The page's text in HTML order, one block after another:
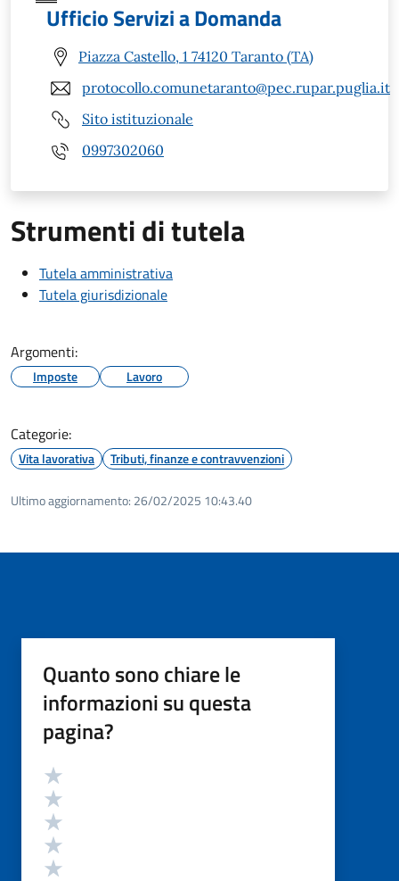
Ufficio Servizi a Domanda
Piazza Castello, 1 74120 Taranto (TA)
protocollo.comunetaranto@pec.rupar.puglia.it
Sito istituzionale
0997302060
Strumenti di tutela
Tutela amministrativa
Tutela giurisdizionale
Argomenti:
Imposte Lavoro
Categorie:
Vita lavorativa Tributi, finanze e contravvenzioni
Ultimo aggiornamento: 26/02/2025 10:43.40
Quanto sono chiare le
informazioni su questa
pagina?
Valutazione